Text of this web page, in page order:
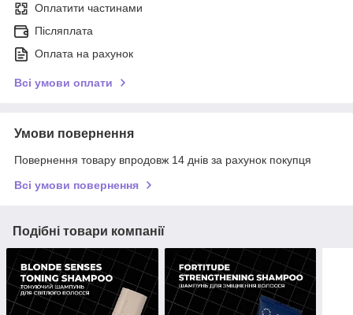
Оплатити частинами
Післяплата
Оплата на рахунок
Всі умови оплати
Умови повернення
Повернення товару впродовж 14 днів за рахунок покупця
Всі умови повернення
Подібні товари компанії